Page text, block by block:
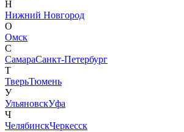
Н
Нижний Новгород
О
Омск
С
СамараСанкт-Петербург
Т
ТверьТюмень
У
УльяновскУфа
Ч
ЧелябинскЧеркесск